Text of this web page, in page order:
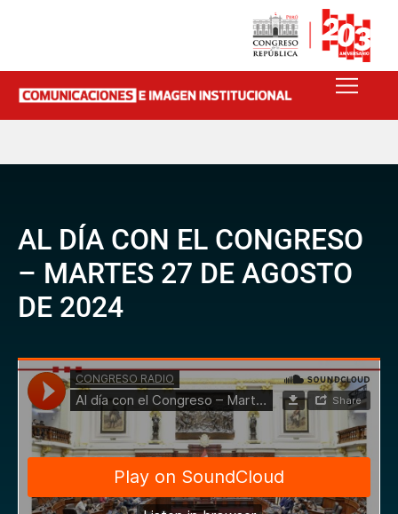
AL DÍA CON EL CONGRESO
– MARTES 27 DE AGOSTO
DE 2024